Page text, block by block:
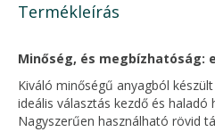
Termékleírás
Minőség, és megbízhatóság:
Kiváló minőségű anyagból
ideális választás kezdő és haladó
Nagyszerűen használható rövid